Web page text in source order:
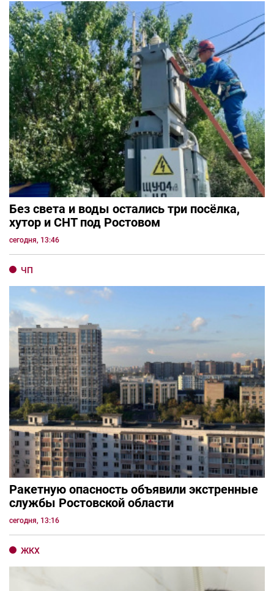
Без света и воды остались три посёлка,
хутор и СНТ под Ростовом
сегодня, 13:46
ЧП
Ракетную опасность объявили экстренные
службы Ростовской области
сегодня, 13:16
ЖКХ